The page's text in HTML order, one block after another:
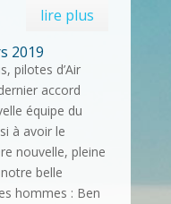
lire plus
2019
pilotes d’Air
accord
équipe du
à avoir le
nouvelle, pleine
belle
hommes : Ben